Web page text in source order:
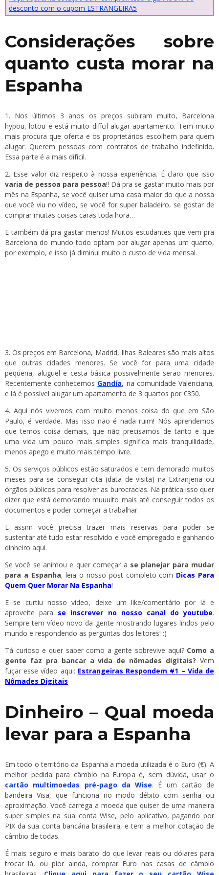
desconto com o cupom ESTRANGEIRA5
Considerações sobre
quanto custa morar na
Espanha
1. Nos últimos 3 anos os preços subiram muito, Barcelona
hypou, lotou e está muito difícil alugar apartamento. Tem muito
mais procura que oferta e os proprietários escolhem para quem
alugar. Querem pessoas com contratos de trabalho indefinido.
Essa parte é a mais difícil.
2. Esse valor diz respeito à nossa experiência. É claro que isso
varia de pessoa para pessoa!! Dá pra se gastar muito mais por
mês na Espanha, se você quiser uma casa maior do que a nossa
que você viu no vídeo, se você for super baladeiro, se gostar de
comprar muitas coisas caras toda hora…
E também dá pra gastar menos! Muitos estudantes que vem pra
Barcelona do mundo todo optam por alugar apenas um quarto,
por exemplo, e isso já diminui muito o custo de vida mensal.
3. Os preços em Barcelona, Madrid, Ilhas Baleares são mais altos
que outras cidades menores. Se você for para uma cidade
pequena, aluguel e cesta básica possivelmente serão menores.
Recentemente conhecemos Gandía, na comunidade Valenciana,
e lá é possível alugar um apartamento de 3 quartos por €350.
4. Aqui nós vivemos com muito menos coisa do que em São
Paulo, é verdade. Mas isso não é nada ruim! Nós aprendemos
que temos coisa demais, que não precisamos de tanto e que
uma vida um pouco mais simples significa mais tranquilidade,
menos apego e muito mais tempo livre.
5. Os serviços públicos estão saturados e tem demorado muitos
meses para se conseguir cita (data de visita) na Extranjeria ou
órgãos públicos para resolver as burocracias. Na prática isso quer
dizer que está demorando muuuito mais até conseguir todos os
documentos e poder começar a trabalhar.
E assim você precisa trazer mais reservas para poder se
sustentar até tudo estar resolvido e você empregado e ganhando
dinheiro aqui.
Se você se animou e quer começar a se planejar para mudar
para a Espanha, leia o nosso post completo com Dicas Para
Quem Quer Morar Na Espanha!
E se curtiu nosso vídeo, deixe um like/comentário por lá e
aproveite para se inscrever no nosso canal do youtube.
Sempre tem vídeo novo da gente mostrando lugares lindos pelo
mundo e respondendo as perguntas dos leitores! :)
Tá curioso e quer saber como a gente sobrevive aqui? Como a
gente faz pra bancar a vida de nômades digitais? Vem
fuçar esse vídeo aqui: Estrangeiras Respondem #1 – Vida de
Nômades Digitais
Dinheiro – Qual moeda
levar para a Espanha
Em todo o território da Espanha a moeda utilizada é o Euro (€). A
melhor pedida para câmbio na Europa é, sem dúvida, usar o
cartão multimoedas pré-pago da Wise. É um cartão de
bandeira Visa, que funciona no modo débito com senha ou
aproximação. Você carrega a moeda que quiser de uma maneira
super simples na sua conta Wise, pelo aplicativo, pagando por
PIX da sua conta bancária brasileira, e tem a melhor cotação de
câmbio de todas.
É mais seguro e mais barato do que levar reais ou dólares para
trocar lá, ou pior ainda, comprar Euro nas casas de câmbio